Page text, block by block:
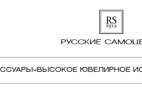
ВЫСОКОЕ ЮВЕЛИРНОЕ